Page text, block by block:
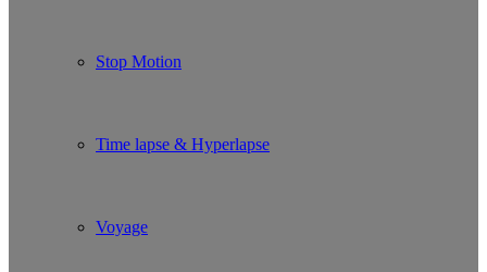
Stop Motion
Time lapse & Hyperlapse
Voyage